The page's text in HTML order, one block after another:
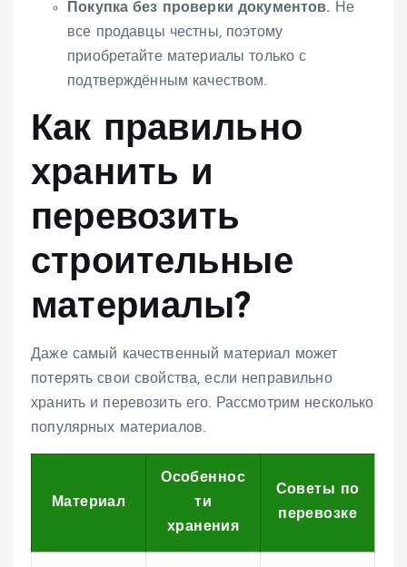
Покупка без проверки документов. Не
все продавцы честны, поэтому
приобретайте материалы только с
подтверждённым качеством.
Как правильно
хранить и
перевозить
строительные
материалы?
Даже самый качественный материал может
потерять свои свойства, если неправильно
хранить и перевозить его. Рассмотрим несколько
популярных материалов.
Материал
Особеннос
ти
хранения
Советы по
перевозке